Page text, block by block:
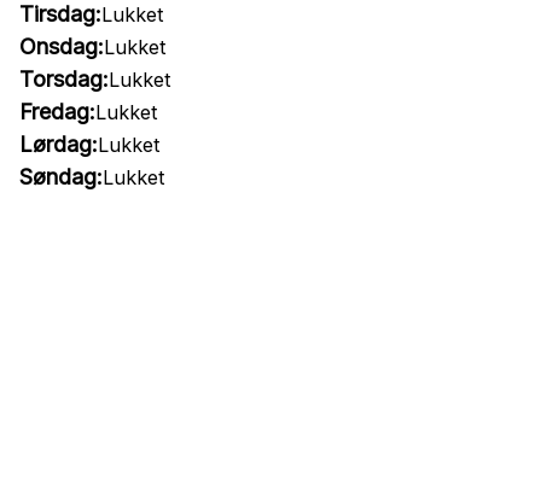
Tirsdag:Lukket
Onsdag:Lukket
Torsdag:Lukket
Fredag:Lukket
Lørdag:Lukket
Søndag:Lukket